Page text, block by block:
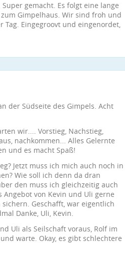
gemacht. Es folgt eine lange
Gimpelhaus. Wir sind froh und
Eingegroovt und eingenordet,
der Südseite des Gimpels. Acht
wir.... Vorstieg, Nachstieg,
nachkommen... Alles Gelernte
und es macht Spaß!
Jetzt muss ich mich auch noch in
Wie soll ich denn da dran
den muss ich gleichzeitig auch
von Kevin und Uli gerne
Geschafft, war eigentlich
Danke, Uli, Kevin.
Uli als Seilschaft voraus, Rolf im
warte. Okay, es gibt schlechtere